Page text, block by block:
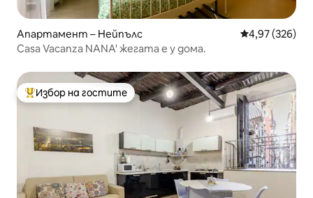
Апартамент – Нейпълс Средна
4,97 (326)
Casa Vacanza NANA' жегата е у дома.
Най-популярен избор на гостите
Избор на гостите